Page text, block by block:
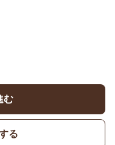
む
る